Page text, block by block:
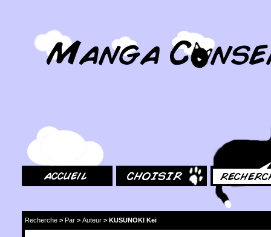
Recherche > Par > Auteur > KUSUNOKI Kei